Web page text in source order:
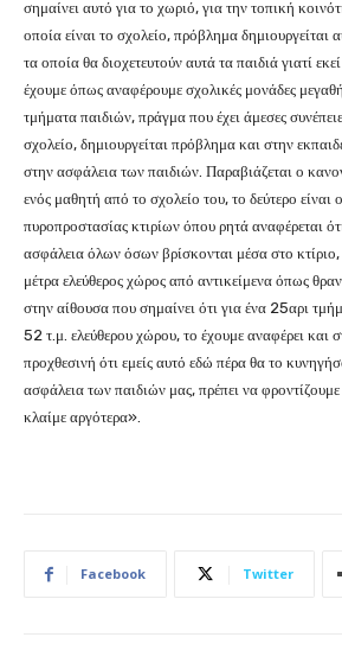
σημαίνει αυτό για το χωριό, για την τοπική
οποία είναι το σχολείο, πρόβλημα δημιουργείται
τα οποία θα διοχετευτούν αυτά τα παιδιά γιατί
έχουμε όπως αναφέρουμε σχολικές μονάδες
τμήματα παιδιών, πράγμα που έχει άμεσες
σχολείο, δημιουργείται πρόβλημα και στην
στην ασφάλεια των παιδιών. Παραβιάζεται ο
ενός μαθητή από το σχολείο του, το δεύτερο είναι
πυροπροστασίας κτιρίων όπου ρητά αναφέρεται
ασφάλεια όλων όσων βρίσκονται μέσα στο κτίριο,
μέτρα ελεύθερος χώρος από αντικείμενα όπως
στην αίθουσα που σημαίνει ότι για ένα 25αρι
52 τ.μ. ελεύθερου χώρου, το έχουμε αναφέρει και
προχθεσινή ότι εμείς αυτό εδώ πέρα θα το
ασφάλεια των παιδιών μας, πρέπει να
κλαίμε αργότερα».
Facebook Twitter